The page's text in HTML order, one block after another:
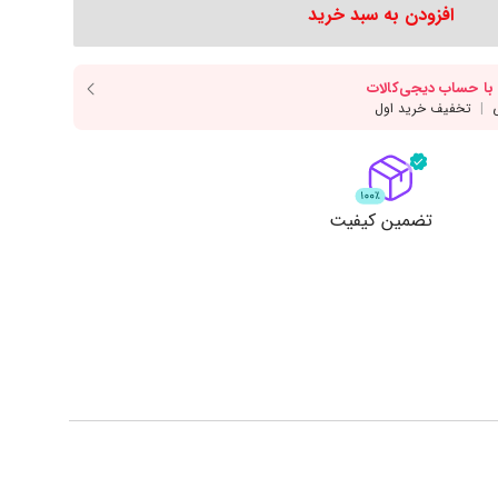
انواع روغن
نمایش همه محصولات
انواع ادویه
نمایش همه محصولات
افزودن به سبد خرید
تضمین کیفیت